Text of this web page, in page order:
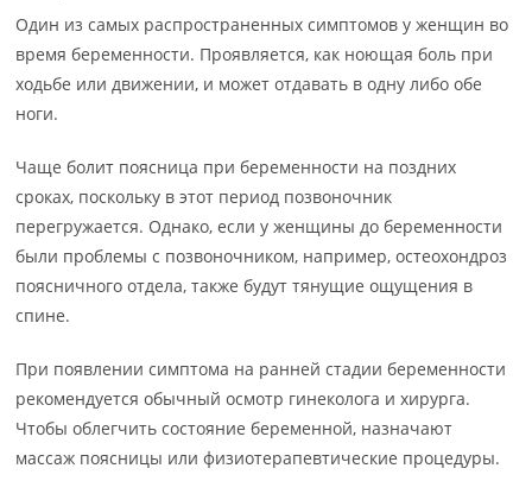
Один из самых распространенных симптомов у женщин во
время беременности. Проявляется, как ноющая боль при
ходьбе или движении, и может отдавать в одну либо обе
ноги.
Чаще болит поясница при беременности на поздних
сроках, поскольку в этот период позвоночник
перегружается. Однако, если у женщины до беременности
были проблемы с позвоночником, например, остеохондроз
поясничного отдела, также будут тянущие ощущения в
спине.
При появлении симптома на ранней стадии беременности
рекомендуется обычный осмотр гинеколога и хирурга.
Чтобы облегчить состояние беременной, назначают
массаж поясницы или физиотерапевтические процедуры.